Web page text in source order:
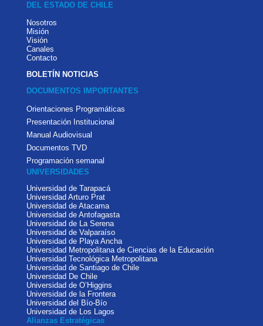
DEL ESTADO DE CHILE
Nosotros
Misión
Visión
Canales
Contacto
BOLETÍN NOTICIAS
DOCUMENTOS IMPORTANTES
Orientaciones Programáticas
Presentación Institucional
Manual Audiovisual
Documentos TVD
Programación semanal
UNIVERSIDADES
Universidad de Tarapacá
Universidad Arturo Prat
Universidad de Atacama
Universidad de Antofagasta
Universidad de La Serena
Universidad de Valparaíso
Universidad de Playa Ancha
Universidad Metropolitana de Ciencias de la Educación
Universidad Tecnológica Metropolitana
Universidad de Santiago de Chile
Universidad De Chile
Universidad de O’Higgins
Universidad de la Frontera
Universidad del Bío-Bío
Universidad de Los Lagos
Alianzas Estratégicas